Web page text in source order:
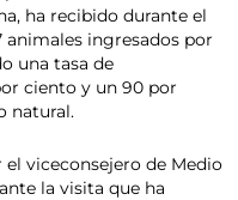
ha recibido durante el
animales ingresados por
una tasa de
ciento y un 90 por
natural.
viceconsejero de Medio
la visita que ha